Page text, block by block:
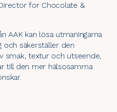
for Chocolate &
AAK kan lösa utmaningarna
och säkerställer den
smak, textur och utseende,
till den mer hälsosamma